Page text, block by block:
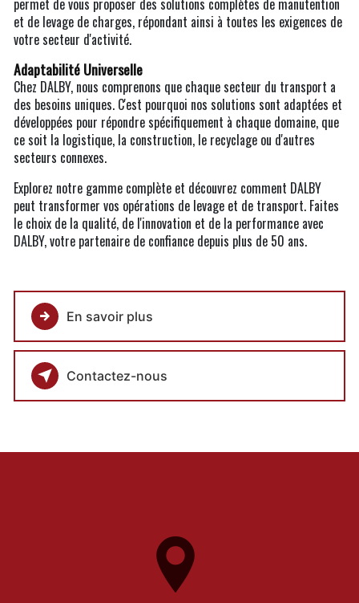
permet de vous proposer des solutions complètes de manutention
et de levage de charges, répondant ainsi à toutes les exigences de
votre secteur d'activité.
Adaptabilité Universelle
Chez DALBY, nous comprenons que chaque secteur du transport a
des besoins uniques. C'est pourquoi nos solutions sont adaptées et
développées pour répondre spécifiquement à chaque domaine, que
ce soit la logistique, la construction, le recyclage ou d'autres
secteurs connexes.
Explorez notre gamme complète et découvrez comment DALBY
peut transformer vos opérations de levage et de transport. Faites
le choix de la qualité, de l'innovation et de la performance avec
DALBY, votre partenaire de confiance depuis plus de 50 ans.
En savoir plus
Contactez-nous